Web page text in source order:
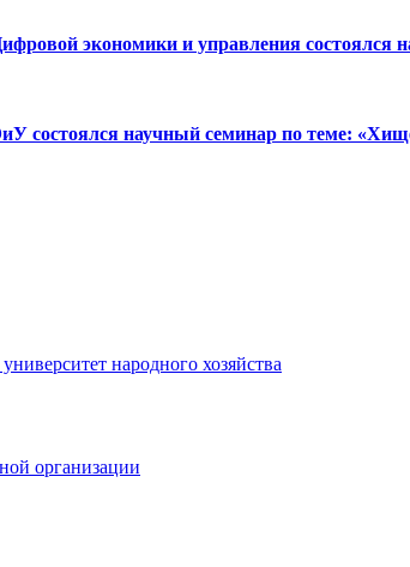
экономики и управления состоялся
состоялся научный семинар по теме:
народного хозяйства
организации